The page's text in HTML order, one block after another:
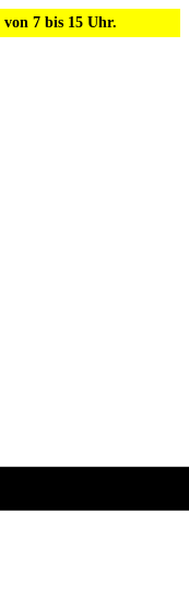
von 7 bis 15 Uhr.